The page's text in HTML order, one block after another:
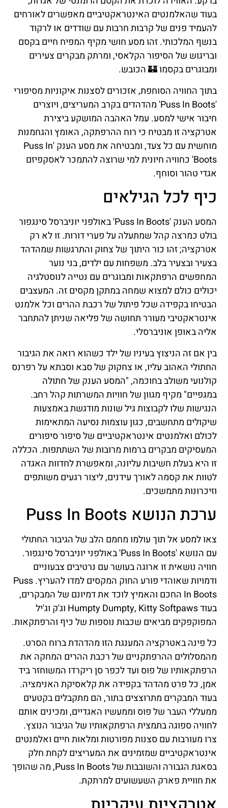
בעוד שהאלמנטים האינטראקטיביים מאפשרים לאורחים
להעמיד פנים של קרבות חרבות עם שודדים או לרקוד
בנשף המלכותי. זהו מסע חושי מקיף המפיח חיים בקסם
ובריגוש של הסיפור הקלאסי, ומרתק מבקרים צעירים
ומבוגרים בקסמו 🏰 הכובש.
בתוך החוויה הסוחפת, אזכורים לסצנות איקוניות מסיפורי
'Puss In Boots' מהדהדים בקרב המעריצים, ויוצרים
חיבור אישי למסע. עמל האהבה המושקע ביצירת
אטרקציה זו מבטיח כי רוח ההרפתקה, האומץ והגחמנות
מוחשית עם כל צעד, ומבטיחה את מסע הענק 'Puss In
Boots' כחוויה חיונית למי שרוצה להתמכר לאסקפיזם
אגדי טהור וסוחף.
כיף לכל הגילאים
המסע הענק 'Puss In Boots' באולפני יוניברסל סינגפור
בולט כמרצה קהל שמתעלה על פערי דורות. זו לא רק
אטרקציה; זהו כור היתוך של צחוק והתרגשות שמהדהד
בצעיר ובצעיר בלב. משפחות עם ילדים, בני נוער
המחפשים הרפתקאות ומבוגרים עם נטייה לנוסטלגיה
יכולים כולם למצוא שמחה במתקן מקסים זה. המעצבים
הבטיחו בקפידה שכל פיתול של רכבת ההרים וכל אלמנט
אינטראקטיבי מעורר תחושה של פליאה שניתן להתחבר
אליה באופן אוניברסלי.
בין אם זה הניצוץ בעיניו של ילד כשהוא רואה את הגיבור
החתולי האהוב עליו, או צחקוק של סבא וסבתא על רפרנס
קולנועי משולב בחוכמה, "המסע הענק של חתולה
במגפיים" מקיף מגוון של חוויות המשרתות קהל רחב.
הנגישות שלו לקבוצות גיל שונות מודגשת באמצעות
שיקולים מתחשבים, כגון עוצמות נסיעה המתאימות
לכולם ואלמנטים אינטראקטיביים של סיפור סיפורים
המעסיקים מבקרים ברמות מרובות של השתתפות. הכללה
זו היא בעלת חשיבות עליונה, ומאפשרת לחדוות האגדה
לטוות את קסמה לאורך עידנים, ליצור רגעים משותפים
וזיכרונות מתמשכים.
ערכת הנושא Puss In Boots
צאו למסע אל תוך עולמו מחמם הלב של הגיבור החתולי
עם הנושא 'Puss In Boots' באולפני יוניברסל סינגפור.
חוויה נושאית זו ארוגה בעושר עם נרטיבים צבעוניים
ודמויות שאוהדי פורע החוק המקסים למדו להעריץ. Puss
In Boots החכם והאמיץ לוכד את דמיונם של המבקרים,
בעוד Humpty Dumpty, Kitty Softpaws וג'ק וג'יל
המפוקפקים מביאים שכבות נוספות של כיף והרפתקאות.
כל פינה באטרקציה המענגת הזו מהדהדת ברוח הסרט.
מהמסלולים ההרפתקניים של רכבת ההרים המחקה את
הרפתקאותיו של פוס ועד לכפר סן ריקרדו המשוחזר ביד
אמן, כל פרט מהדהד בקפידה את קלאסיקת האנימציה.
בעוד המבקרים מתרוצצים בתור, הם מתקבלים בקטעים
ממעללי העבר של פוס וממעשיו האגדיים, ומכינים אותם
לחוויה ספוגה בתמצית הרפתקאותיו של הגיבור הנוצץ.
צרו מעורבות עם סצנות מפורטות ומלאות חיים ואלמנטים
אינטראקטיביים שמזמינים את המעריצים לקחת חלק
בסאגת הגבורה והשובבות של Puss In Boots, מה שהופך
את חוויית פארק השעשועים למרתקת.